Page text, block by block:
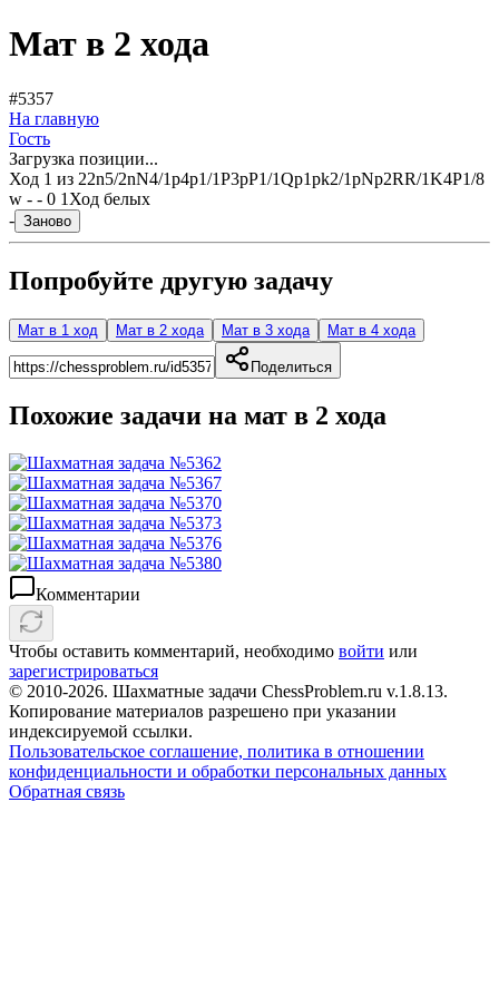
Мат в 2 хода
#5357
На главную
Гость
Загрузка позиции...
Ход 1 из 22n5/2nN4/1p4p1/1P3pP1/1Qp1pk2/1pNp2RR/1K4P1/8
w - - 0 1 Ход белых
- Заново
Попробуйте другую задачу
Мат в 1 ход Мат в 2 хода Мат в 3 хода Мат в 4 хода
Поделиться
Похожие задачи на мат в 2 хода
Комментарии
Чтобы оставить комментарий, необходимо войти или
зарегистрироваться
© 2010-2026. Шахматные задачи ChessProblem.ru v.1.8.13.
Копирование материалов разрешено при указании
индексируемой ссылки.
Пользовательское соглашение, политика в отношении
конфиденциальности и обработки персональных данных
Обратная связь